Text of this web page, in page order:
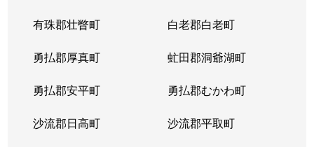
有珠郡壮瞥町 白老郡白老町
勇払郡厚真町 虻田郡洞爺湖町
勇払郡安平町 勇払郡むかわ町
沙流郡日高町 沙流郡平取町